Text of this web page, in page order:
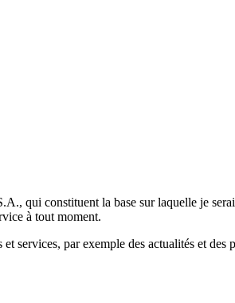
qui constituent la base sur laquelle je
à tout moment.
par exemple des actualités et des